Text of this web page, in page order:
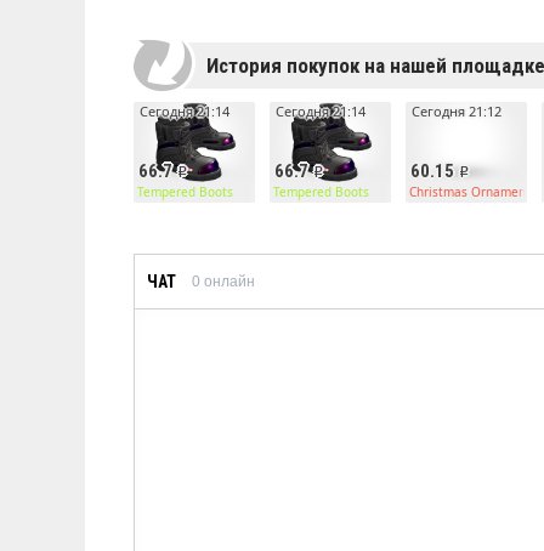
История покупок на нашей площадке
66.7
Сегодня 21:14
Tempered Boots
66.7
Сегодня 21:14
Tempered Boots
60.15
Сегодня 21:12
Christmas Ornament
ЧАТ 0 онлайн